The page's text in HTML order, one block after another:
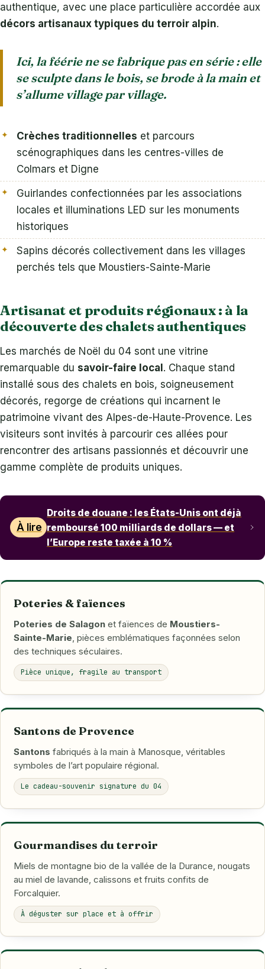
authentique, avec une place particulière accordée aux
décors artisanaux typiques du terroir alpin.
Ici, la féérie ne se fabrique pas en série : elle
se sculpte dans le bois, se brode à la main et
s’allume village par village.
Crèches traditionnelles et parcours
scénographiques dans les centres-villes de
Colmars et Digne
Guirlandes confectionnées par les associations
locales et illuminations LED sur les monuments
historiques
Sapins décorés collectivement dans les villages
perchés tels que Moustiers-Sainte-Marie
Artisanat et produits régionaux : à la
découverte des chalets authentiques
Les marchés de Noël du 04 sont une vitrine
remarquable du savoir-faire local. Chaque stand
installé sous des chalets en bois, soigneusement
décorés, regorge de créations qui incarnent le
patrimoine vivant des Alpes-de-Haute-Provence. Les
visiteurs sont invités à parcourir ces allées pour
rencontrer des artisans passionnés et découvrir une
gamme complète de produits uniques.
À lire
Droits de douane : les États-Unis ont déjà
remboursé 100 milliards de dollars — et
l’Europe reste taxée à 10 %
Poteries & faïences
Poteries de Salagon et faïences de Moustiers-
Sainte-Marie , pièces emblématiques façonnées selon
des techniques séculaires.
Pièce unique, fragile au transport
Santons de Provence
Santons fabriqués à la main à Manosque, véritables
symboles de l’art populaire régional.
Le cadeau-souvenir signature du 04
Gourmandises du terroir
Miels de montagne bio de la vallée de la Durance, nougats
au miel de lavande, calissons et fruits confits de
Forcalquier.
À déguster sur place et à offrir